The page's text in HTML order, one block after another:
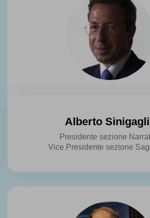
Alberto
Presidente sezione
Vice Presidente sezione